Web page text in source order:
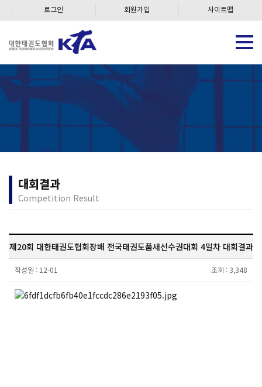
로그인 회원가입 사이트맵
대회결과
Competition Result
제20회 대한태권도협회장배 전국태권도품새선수권대회 4일차 대회결과
작성일 : 12-01 조회 : 3,348